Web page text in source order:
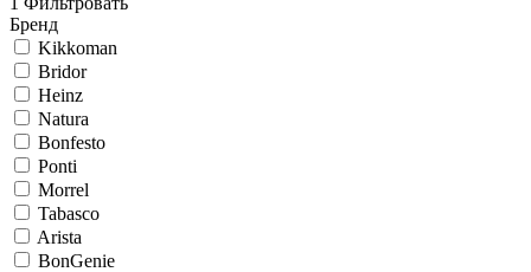
Бренд
Kikkoman
Bridor
Heinz
Natura
Bonfesto
Ponti
Morrel
Tabasco
Arista
BonGenie